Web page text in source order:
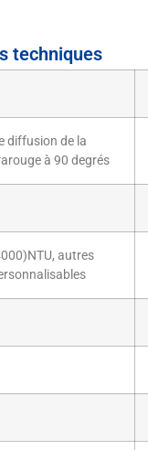
techniques
diffusion de la
à 90 degrés
autres